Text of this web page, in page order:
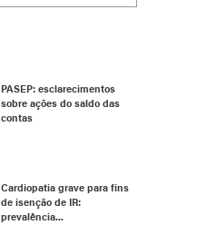
PASEP: esclarecimentos
sobre ações do saldo das
contas
Cardiopatia grave para fins
de isenção de IR:
prevalência...